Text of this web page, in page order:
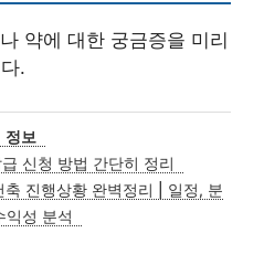
약에 대한 궁금증을 미리
.
카정보
신청 방법 간단히 정리
진행상황 완벽정리 | 일정, 분
익성 분석